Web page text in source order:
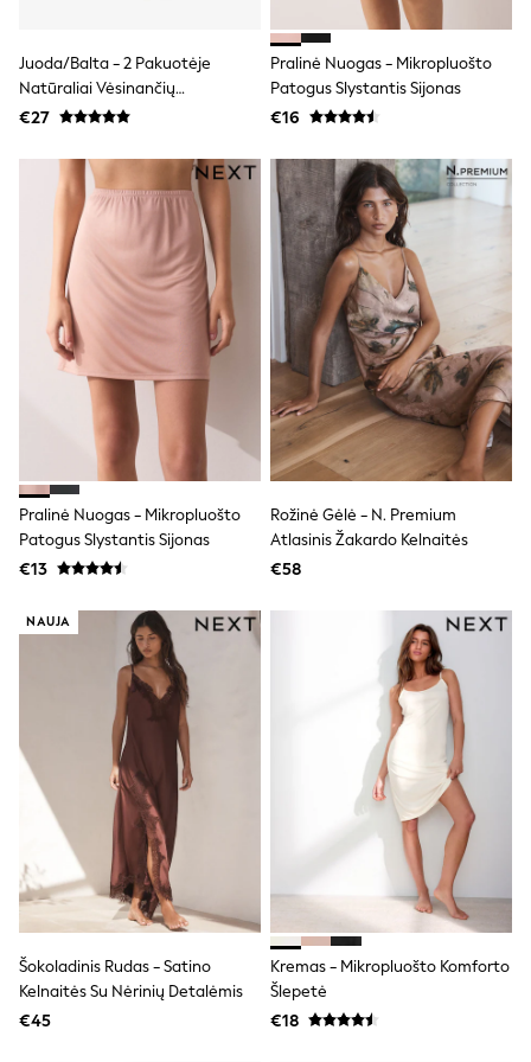
Sliders
Jumpsuits & Playsuits
Linen Collection
Sandals
Trousers
Sun Hats & Caps
Tops & T-Shirts
Sunglasses
Men's Holiday Shop
All Swimwear
Accessories
Bags & Luggage
Footwear
Hats
Linen Collection
Loafers
Polo Shirts
Sandals & Flipflops
Shirts
Shorts
Sunglasses
T-Shirts
Vests
All swimwear
Ponchos & Toweling sets
Sun Hats & Caps
Polo Shirts
Rash Vests
Sandals & Sliders
Shirts
Shorts
Sunglasses
Sunsafe Swimwear
Swimshorts
Tops & T-Shirts
Girls Holiday Shop
All swimwear
Beach Dresses & Kaftans
Dresses
Sun Hats & Caps
Jumpsuits & Playsuits
Juoda/balta - 2 Pakuotėje
Natūraliai Vėsinančių
Medvilninių Kelnaičių
€27
Pralinė Nuogas - Mikropluošto
Patogus Slystantis Sijonas
€16
Pralinė Nuogas - Mikropluošto
Patogus Slystantis Sijonas
€13
Rožinė Gėlė - N. Premium
Atlasinis Žakardo Kelnaitės
€58
NAUJA
Šokoladinis Rudas - Satino
Kelnaitės Su Nėrinių Detalėmis
€45
Kremas - Mikropluošto Komforto
Šlepetė
€18